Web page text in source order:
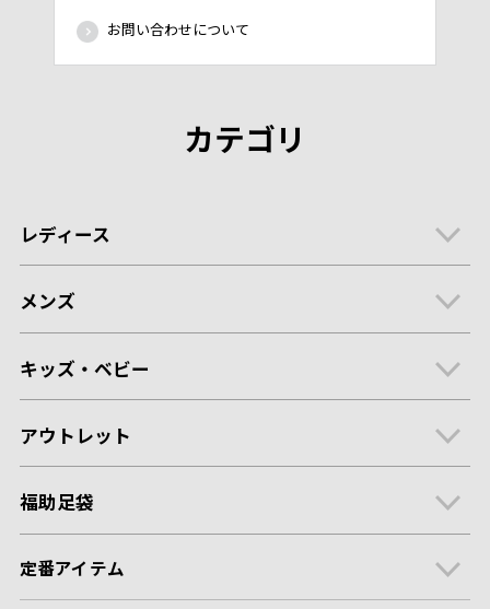
お問い合わせについて
カテゴリ
レディース
メンズ
キッズ・ベビー
アウトレット
福助足袋
定番アイテム